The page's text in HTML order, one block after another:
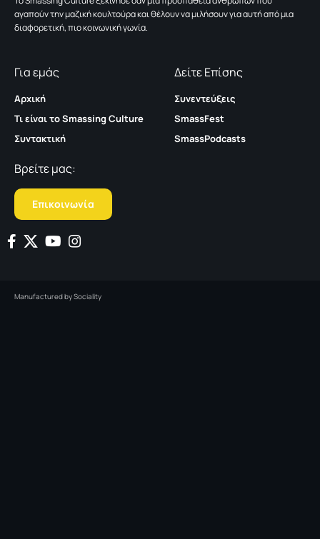
αγαπούν την μαζική κουλτούρα και θέλουν να μιλήσουν για αυτή από μια
διαφορετική, πιο κοινωνική γωνία.
Για εμάς
Αρχική
Τι είναι το Smassing Culture
Συντακτική
Δείτε Επίσης
Συνεντεύξεις
SmassFest
SmassPodcasts
Βρείτε μας:
Επικοινωνία
Manufactured bySociality